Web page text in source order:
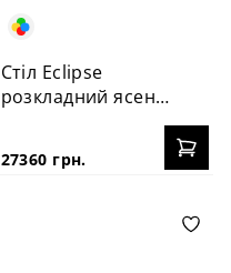
Стіл Eclipse
розкладний ясень
27360 грн.